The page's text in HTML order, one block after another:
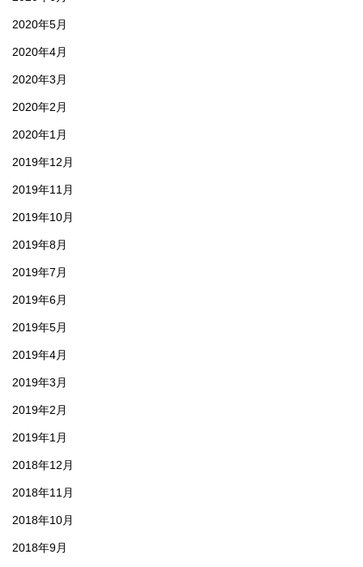
2020年5月
2020年4月
2020年3月
2020年2月
2020年1月
2019年12月
2019年11月
2019年10月
2019年8月
2019年7月
2019年6月
2019年5月
2019年4月
2019年3月
2019年2月
2019年1月
2018年12月
2018年11月
2018年10月
2018年9月